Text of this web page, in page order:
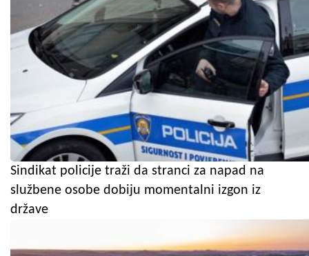
Sindikat policije traži da stranci za napad na
službene osobe dobiju momentalni izgon iz
države